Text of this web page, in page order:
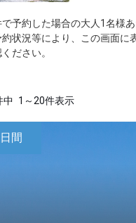
予約した場合の大人1名
状況等により、この画面
ださい。
中 1～20件表示
間